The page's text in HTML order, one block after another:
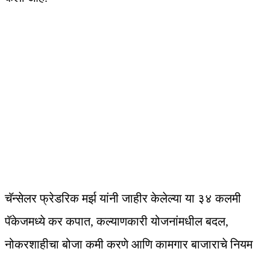
चॅन्सेलर फ्रेडरिक मर्झ यांनी जाहीर केलेल्या या ३४ कलमी
पॅकेजमध्ये कर कपात, कल्याणकारी योजनांमधील बदल,
नोकरशाहीचा बोजा कमी करणे आणि कामगार बाजाराचे नियम